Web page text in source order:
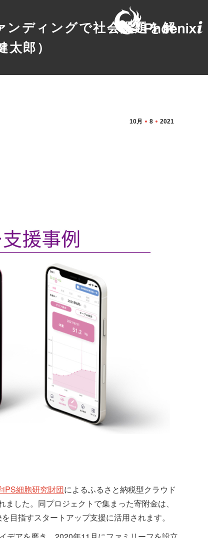
ディングで社会課題を解
郎）
10月 8 2021
iPS細胞研究財団によるふるさと納税型クラウド
ました。同プロジェクトで集まった寄附金は、
目指すスタートアップ支援に活用されます。